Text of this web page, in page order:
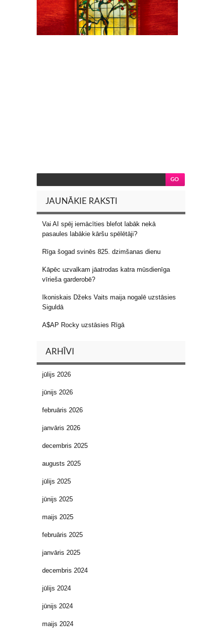
JAUNĀKIE RAKSTI
Vai AI spēj iemācīties blefot labāk nekā
pasaules labākie kāršu spēlētāji?
Rīga šogad svinēs 825. dzimšanas dienu
Kāpēc uzvalkam jāatrodas katra mūsdienīga
vīrieša garderobē?
Ikoniskais Džeks Vaits maija nogalē uzstāsies
Siguldā
A$AP Rocky uzstāsies Rīgā
ARHĪVI
jūlijs 2026
jūnijs 2026
februāris 2026
janvāris 2026
decembris 2025
augusts 2025
jūlijs 2025
jūnijs 2025
maijs 2025
februāris 2025
janvāris 2025
decembris 2024
jūlijs 2024
jūnijs 2024
maijs 2024